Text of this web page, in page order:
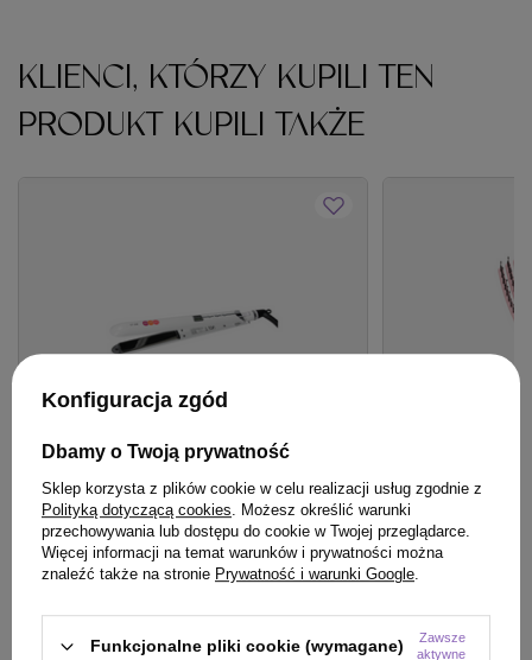
KLIENCI, KTÓRZY KUPILI TEN
PRODUKT KUPILI TAKŻE
OFERTA DARMOWA DOSTAWA
Prostownica N°101 Premium Fale Loki
Koki
OFERTA
Szczotka Olivia
Care Mini Pink
włosów różowa
49,22 zł
Konfiguracja zgód
Dbamy o Twoją prywatność
Sklep korzysta z plików cookie w celu realizacji usług zgodnie z
Polityką dotyczącą cookies. Możesz określić warunki
przechowywania lub dostępu do cookie w Twojej przeglądarce.
Więcej informacji na temat warunków i prywatności można
znaleźć także na stronie Prywatność i warunki Google.
Funkcjonalne pliki cookie (wymagane)
Zawsze
aktywne